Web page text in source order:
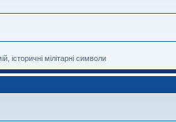
історичні мілітарні символи